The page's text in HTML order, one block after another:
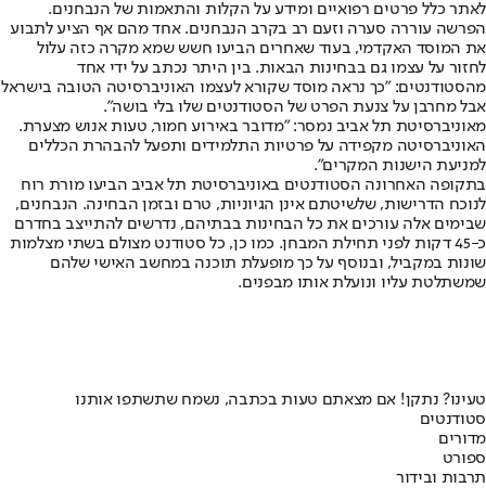
לאתר כלל פרטים רפואיים ומידע על הקלות והתאמות של הנבחנים.
הפרשה עוררה סערה וזעם רב בקרב הנבחנים. אחד מהם אף הציע לתבוע
את המוסד האקדמי, בעוד שאחרים הביעו חשש שמא מקרה כזה עלול
לחזור על עצמו גם בבחינות הבאות. בין היתר נכתב על ידי אחד
מהסטודנטים: "כך נראה מוסד שקורא לעצמו האוניברסיטה הטובה בישראל
אבל מחרבן על צנעת הפרט של הסטודנטים שלו בלי בושה".
מאוניברסיטת תל אביב נמסר: "מדובר באירוע חמור, טעות אנוש מצערת.
האוניברסיטה מקפידה על פרטיות התלמידים ותפעל להבהרת הכללים
למניעת הישנות המקרים".
בתקופה האחרונה הסטודנטים באוניברסיטת תל אביב הביעו מורת רוח
לנוכח הדרישות, שלשיטתם אינן הגיוניות, טרם ובזמן הבחינה. הנבחנים,
שבימים אלה עורכים את כל הבחינות בבתיהם, נדרשים להתייצב בחדרם
כ-45 דקות לפני תחילת המבחן. כמו כן, כל סטודנט מצולם בשתי מצלמות
שונות במקביל, ובנוסף על כך מופעלת תוכנה במחשב האישי שלהם
שמשתלטת עליו ונועלת אותו מבפנים.
טעינו? נתקן! אם מצאתם טעות בכתבה, נשמח שתשתפו אותנו
סטודנטים
מדורים
ספורט
תרבות ובידור